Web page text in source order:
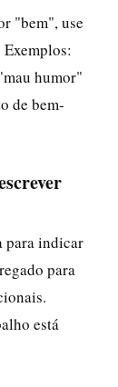
"bem", use
humor"
de bem-
para indicar
para
está